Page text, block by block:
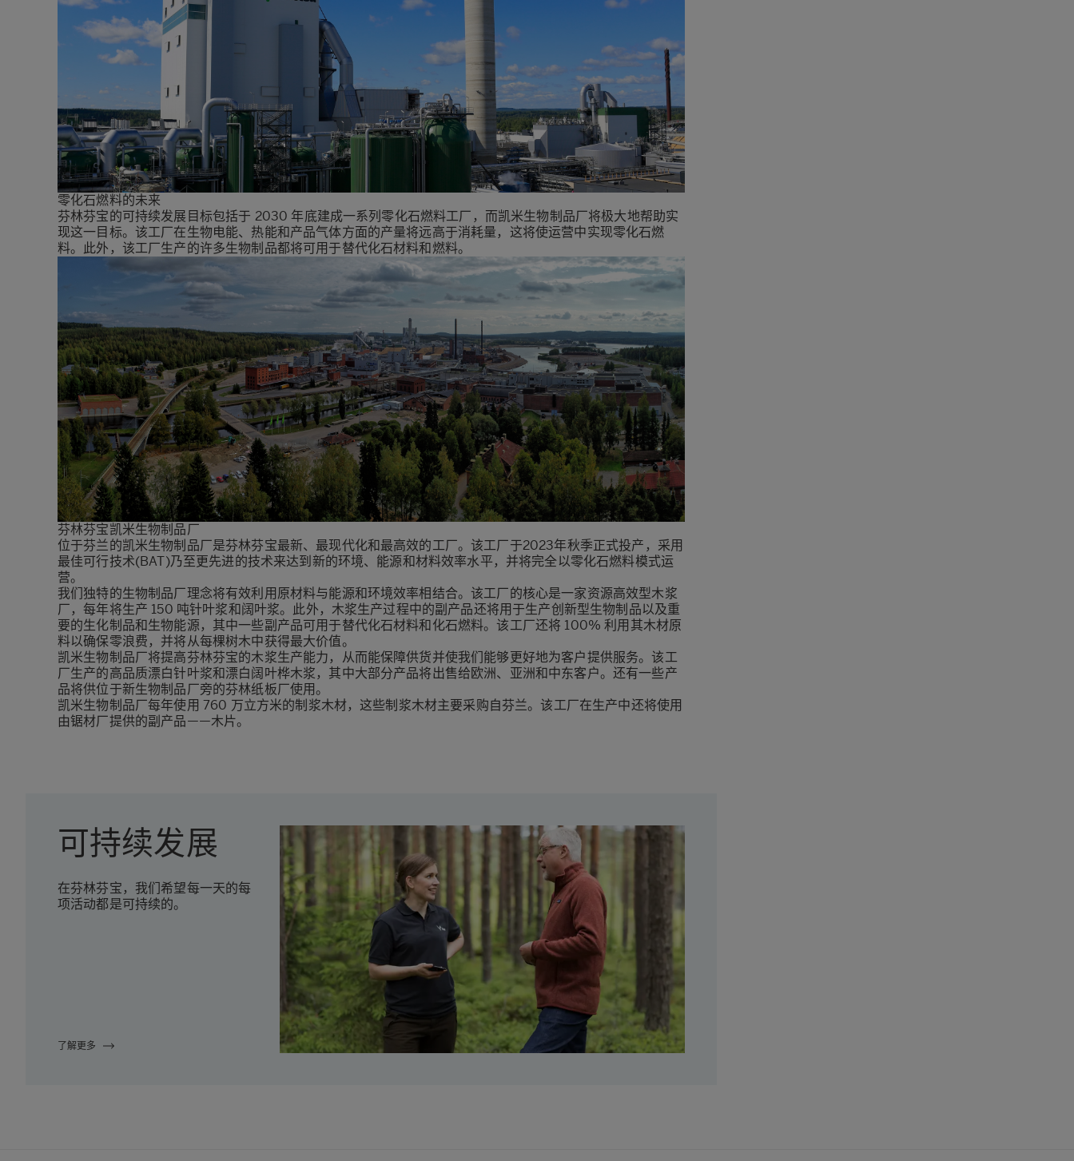
零化石燃料的未来
芬林芬宝的可持续发展目标包括于 2030 年底建成一系列零化石燃料工厂，而凯米生物制品厂将极大地帮助实
现这一目标。该工厂在生物电能、热能和产品气体方面的产量将远高于消耗量，这将使运营中实现零化石燃
料。此外，该工厂生产的许多生物制品都将可用于替代化石材料和燃料。
芬林芬宝凯米生物制品厂
位于芬兰的凯米生物制品厂是芬林芬宝最新、最现代化和最高效的工厂。该工厂于2023年秋季正式投产，采用
最佳可行技术(BAT)乃至更先进的技术来达到新的环境、能源和材料效率水平，并将完全以零化石燃料模式运
营。
我们独特的生物制品厂理念将有效利用原材料与能源和环境效率相结合。该工厂的核心是一家资源高效型木浆
厂，每年将生产 150 吨针叶浆和阔叶浆。此外，木浆生产过程中的副产品还将用于生产创新型生物制品以及重
要的生化制品和生物能源，其中一些副产品可用于替代化石材料和化石燃料。该工厂还将 100% 利用其木材原
料以确保零浪费，并将从每棵树木中获得最大价值。
凯米生物制品厂将提高芬林芬宝的木浆生产能力，从而能保障供货并使我们能够更好地为客户提供服务。该工
厂生产的高品质漂白针叶浆和漂白阔叶桦木浆，其中大部分产品将出售给欧洲、亚洲和中东客户。还有一些产
品将供位于新生物制品厂旁的芬林纸板厂使用。
凯米生物制品厂每年使用 760 万立方米的制浆木材，这些制浆木材主要采购自芬兰。该工厂在生产中还将使用
由锯材厂提供的副产品——木片。
可持续发展
在芬林芬宝，我们希望每一天的每
项活动都是可持续的。
了解更多